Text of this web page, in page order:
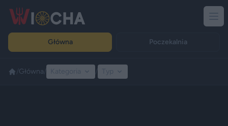
Główna Poczekalnia
Główna